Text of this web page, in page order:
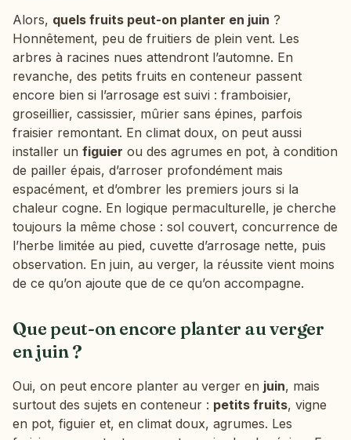
Alors, quels fruits peut-on planter en juin ?
Honnêtement, peu de fruitiers de plein vent. Les
arbres à racines nues attendront l’automne. En
revanche, des petits fruits en conteneur passent
encore bien si l’arrosage est suivi : framboisier,
groseillier, cassissier, mûrier sans épines, parfois
fraisier remontant. En climat doux, on peut aussi
installer un figuier ou des agrumes en pot, à condition
de pailler épais, d’arroser profondément mais
espacément, et d’ombrer les premiers jours si la
chaleur cogne. En logique permaculturelle, je cherche
toujours la même chose : sol couvert, concurrence de
l’herbe limitée au pied, cuvette d’arrosage nette, puis
observation. En juin, au verger, la réussite vient moins
de ce qu’on ajoute que de ce qu’on accompagne.
Que peut-on encore planter au verger
en juin ?
Oui, on peut encore planter au verger en juin, mais
surtout des sujets en conteneur : petits fruits, vigne
en pot, figuier et, en climat doux, agrumes. Les